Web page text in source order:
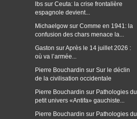
lbs sur Ceuta: la crise frontalière
espagnole devient...
Michaelgow sur Comme en 1941: la
confusion des chars menace la...
Gaston surAprès le 14 juillet 2026 :
où va l’armée...
Pierre Bouchardin sur Sur le déclin
de la civilisation occidentale
Pierre Bouchardin sur Pathologies du
petit univers «Antifa» gauchiste...
Pierre Bouchardin sur Pathologies du